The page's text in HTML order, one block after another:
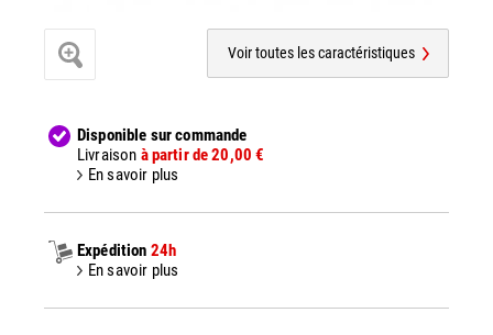
Voir toutes les caractéristiques
Disponible sur commande
Livraison à partir de 20,00 €
En savoir plus
Expédition 24h
En savoir plus